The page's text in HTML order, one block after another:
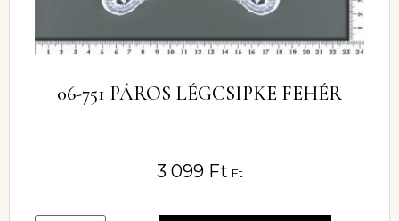
06-751 PÁROS LÉGCSIPKE FEHÉR
3 099 Ft Ft